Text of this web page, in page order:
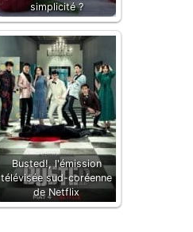
simplicité ?
Busted!, l'émission
télévisée sud-coréenne
de Netflix